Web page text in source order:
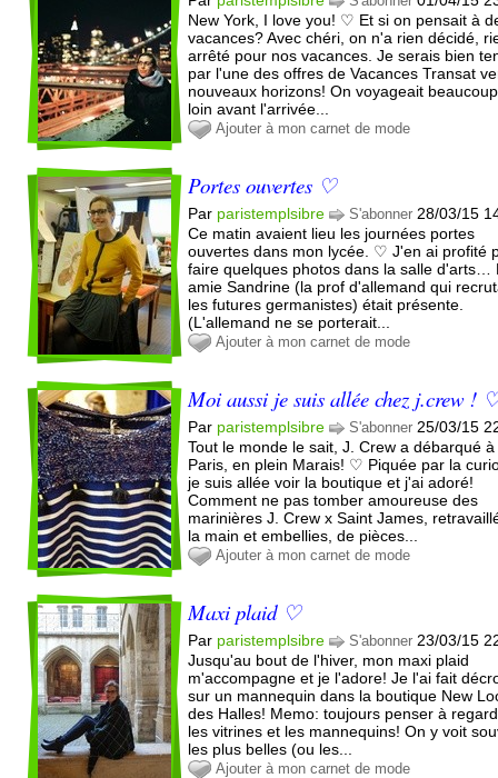
New York, I love you! ♡ Et si on pensait à
vacances? Avec chéri, on n'a rien décidé,
arrêté pour nos vacances. Je serais bien
par l'une des offres de Vacances Transat
nouveaux horizons! On voyageait
loin avant l'arrivée...
Ajouter à mon carnet de mode
Portes ouvertes ♡
Par paristemplsibre S'abonner 28/03/15
Ce matin avaient lieu les journées portes
ouvertes dans mon lycée. ♡ J'en ai profité
faire quelques photos dans la salle d'arts…
amie Sandrine (la prof d'allemand qui
les futures germanistes) était présente.
(L'allemand ne se porterait...
Ajouter à mon carnet de mode
Moi aussi je suis allée chez j.crew !
Par paristemplsibre S'abonner 25/03/15
Tout le monde le sait, J. Crew a débarqué à
Paris, en plein Marais! ♡ Piquée par la
je suis allée voir la boutique et j'ai adoré!
Comment ne pas tomber amoureuse des
marinières J. Crew x Saint James,
la main et embellies, de pièces...
Ajouter à mon carnet de mode
Maxi plaid ♡
Par paristemplsibre S'abonner 23/03/15
Jusqu'au bout de l'hiver, mon maxi plaid
m'accompagne et je l'adore! Je l'ai fait
sur un mannequin dans la boutique New
des Halles! Memo: toujours penser à
les vitrines et les mannequins! On y voit
les plus belles (ou les...
Ajouter à mon carnet de mode